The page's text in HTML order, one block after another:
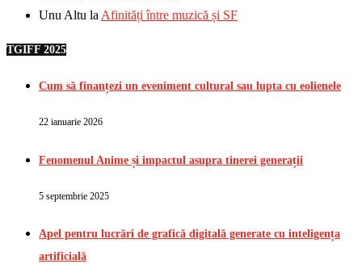
Unu Altu la Afinități între muzică și SF
TGIFF 2025
Cum să finanțezi un eveniment cultural sau lupta cu eolienele
22 ianuarie 2026
Fenomenul Anime și impactul asupra tinerei generații
5 septembrie 2025
Apel pentru lucrări de grafică digitală generate cu inteligența
artificială